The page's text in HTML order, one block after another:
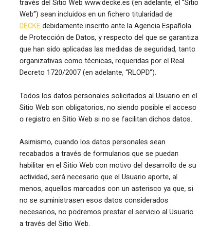
través del Sitio Web www.decke.es (en adelante, el “Sitio
Web”) sean incluidos en un fichero titularidad de
DECKEdebidamente inscrito ante la Agencia Española
de Protección de Datos, y respecto del que se garantiza
que han sido aplicadas las medidas de seguridad, tanto
organizativas como técnicas, requeridas por el Real
Decreto 1720/2007 (en adelante, “RLOPD”).
Todos los datos personales solicitados al Usuario en el
Sitio Web son obligatorios, no siendo posible el acceso
o registro en Sitio Web si no se facilitan dichos datos.
Asimismo, cuando los datos personales sean
recabados a través de formularios que se puedan
habilitar en el Sitio Web con motivo del desarrollo de su
actividad, será necesario que el Usuario aporte, al
menos, aquellos marcados con un asterisco ya que, si
no se suministrasen esos datos considerados
necesarios, no podremos prestar el servicio al Usuario
a través del Sitio Web.